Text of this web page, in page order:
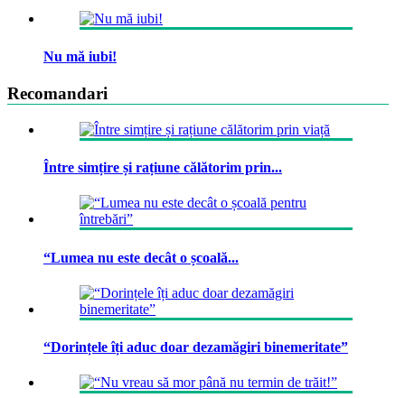
Nu mă iubi!
Recomandari
Între simțire și rațiune călătorim prin...
“Lumea nu este decât o școală...
“Dorințele îți aduc doar dezamăgiri binemeritate”